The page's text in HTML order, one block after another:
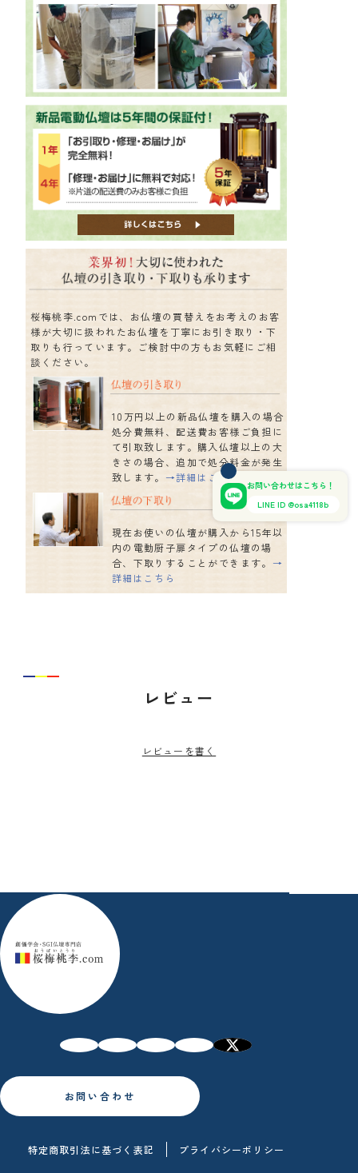
桜梅桃李.comでは、お仏壇の買替えをお考えのお客
様が大切に扱われたお仏壇を丁寧にお引き取り・下
取りも行っています。ご検討中の方もお気軽にご相
談ください。
10万円以上の新品仏壇を購入の場合
処分費無料、配送費お客様ご負担に
て引取致します。購入仏壇以上の大
きさの場合、追加で処分料金が発生
致します。 →詳細はこちら
現在お使いの仏壇が購入から15年以
内の電動厨子扉タイプの仏壇の場
合、下取りすることができます。 →
詳細はこちら
レビュー
レビューを書く
お問い合わせはこちら！
LINE ID @osa4118b
お問い合わせ
特定商取引法に基づく表記 プライバシーポリシー